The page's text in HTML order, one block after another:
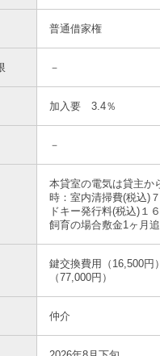
洋室
普通借家権
－
加入要 3.4％
－
本貸室の電気は貸主か
時：室内清掃費(税込)
ドキー発行料(税込)１
飼育の場合敷金1ヶ月
鍵交換費用（16,500円
（77,000円）
仲介